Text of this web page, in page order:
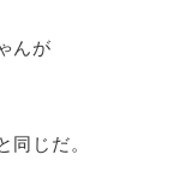
んが
同じだ。